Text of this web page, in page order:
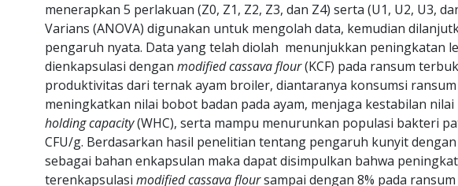
menerapkan 5 perlakuan (Z0, Z1, Z2, Z3, dan Z4) serta (U1, U2, U3,
Varians (ANOVA) digunakan untuk mengolah data, kemudian
pengaruh nyata. Data yang telah diolah menunjukkan peningkatan
dienkapsulasi dengan modified cassava flour(KCF) pada ransum
produktivitas dari ternak ayam broiler, diantaranya konsumsi
meningkatkan nilai bobot badan pada ayam, menjaga kestabilan
holding capacity(WHC), serta mampu menurunkan populasi bakteri
CFU/g. Berdasarkan hasil penelitian tentang pengaruh kunyit
sebagai bahan enkapsulan maka dapat disimpulkan bahwa
terenkapsulasi modified cassava floursampai dengan 8% pada